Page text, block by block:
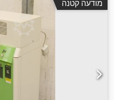
מודעה קטנה